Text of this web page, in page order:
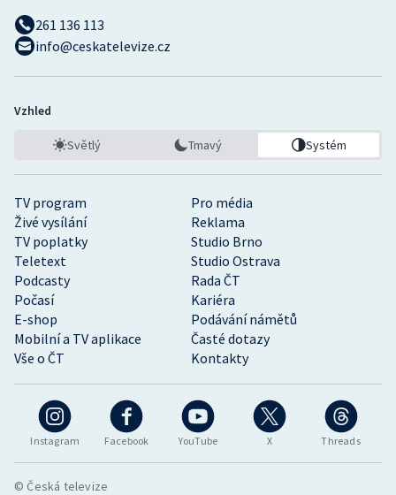
Instagram Facebook YouTube X Threads
TV program
Pro média
Živé vysílání
Reklama
TV poplatky
Studio Brno
Teletext
Studio Ostrava
Podcasty
Rada ČT
Počasí
Kariéra
E-shop
Podávání námětů
Mobilní a TV aplikace
Časté dotazy
Vše o ČT
Kontakty
261 136 113
info@ceskatelevize.cz
Vzhled
Světlý Tmavý Systém
© Česká televize